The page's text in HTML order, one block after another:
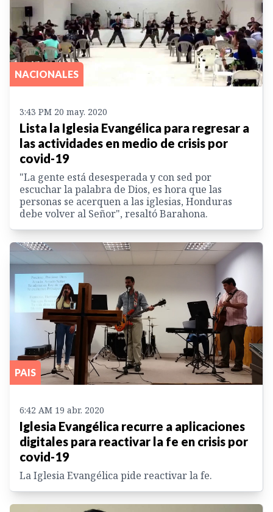
NACIONALES
3:43 PM 20 may. 2020
Lista la Iglesia Evangélica para regresar a
las actividades en medio de crisis por
covid-19
"La gente está desesperada y con sed por
escuchar la palabra de Dios, es hora que las
personas se acerquen a las iglesias, Honduras
debe volver al Señor", resaltó Barahona.
PAIS
6:42 AM 19 abr. 2020
Iglesia Evangélica recurre a aplicaciones
digitales para reactivar la fe en crisis por
covid-19
La Iglesia Evangélica pide reactivar la fe.